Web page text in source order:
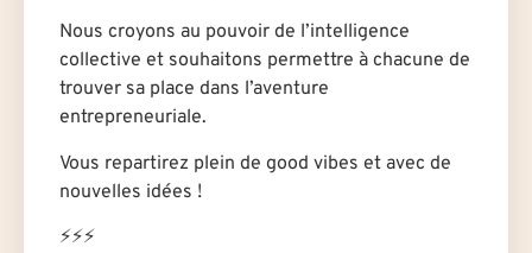
Nous croyons au pouvoir de l’intelligence
collective et souhaitons permettre à chacune de
trouver sa place dans l’aventure
entrepreneuriale.
Vous repartirez plein de good vibes et avec de
nouvelles idées !
⚡️⚡️⚡️